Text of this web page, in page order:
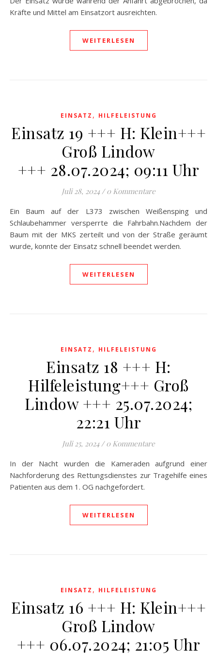
Kräfte und Mittel am Einsatzort ausreichten.
WEITERLESEN
EINSATZ , HILFELEISTUNG
Einsatz 19 +++ H: Klein+++
Groß Lindow
+++ 28.07.2024; 09:11 Uhr
Juli 28, 2024 / 0 Kommentare
Ein Baum auf der L373 zwischen Weißensping und
Schlaubehammer versperrte die Fahrbahn.Nachdem der
Baum mit der MKS zerteilt und von der Straße geräumt
wurde, konnte der Einsatz schnell beendet werden.
WEITERLESEN
EINSATZ , HILFELEISTUNG
Einsatz 18 +++ H:
Hilfeleistung+++ Groß
Lindow +++ 25.07.2024;
22:21 Uhr
Juli 25, 2024 / 0 Kommentare
In der Nacht wurden die Kameraden aufgrund einer
Nachforderung des Rettungsdienstes zur Tragehilfe eines
Patienten aus dem 1. OG nachgefordert.
WEITERLESEN
EINSATZ , HILFELEISTUNG
Einsatz 16 +++ H: Klein+++
Groß Lindow
+++ 06.07.2024; 21:05 Uhr